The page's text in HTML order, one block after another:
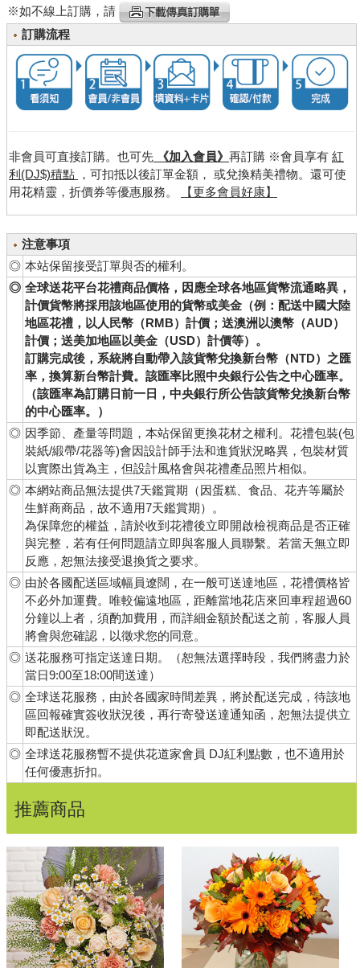
※如不線上訂購，請
訂購流程
非會員可直接訂購。也可先 《加入會員》 再訂購 ※會員享有 紅
利(DJ$)積點 ，可扣抵以後訂單金額， 或兌換精美禮物。還可使
用花精靈，折價券等優惠服務。
【更多會員好康】
注意事項
◎ 本站保留接受訂單與否的權利。
◎ 全球送花平台花禮商品價格，因應全球各地區貨幣流通略異，
計價貨幣將採用該地區使用的貨幣或美金（例：配送中國大陸
地區花禮，以人民幣（RMB）計價；送澳洲以澳幣（AUD）
計價；送美加地區以美金（USD）計價等）。
訂購完成後，系統將自動帶入該貨幣兌換新台幣（NTD）之匯
率，換算新台幣計費。該匯率比照中央銀行公告之中心匯率。
（該匯率為訂購日前一日，中央銀行所公告該貨幣兌換新台幣
的中心匯率。）
◎ 因季節、產量等問題，本站保留更換花材之權利。花禮包裝(包
裝紙/緞帶/花器等)會因設計師手法和進貨狀況略異，包裝材質
以實際出貨為主，但設計風格會與花禮產品照片相似。
◎ 本網站商品無法提供7天鑑賞期（因蛋糕、食品、花卉等屬於
生鮮商商品，故不適用7天鑑賞期）。
為保障您的權益，請於收到花禮後立即開啟檢視商品是否正確
與完整，若有任何問題請立即與客服人員聯繫。若當天無立即
反應，恕無法接受退換貨之要求。
◎ 由於各國配送區域幅員遼闊，在一般可送達地區，花禮價格皆
不必外加運費。唯較偏遠地區，距離當地花店來回車程超過60
分鐘以上者，須酌加費用，而詳細金額於配送之前，客服人員
將會與您確認，以徵求您的同意。
◎ 送花服務可指定送達日期。（恕無法選擇時段，我們將盡力於
當日9:00至18:00間送達）
◎ 全球送花服務，由於各國家時間差異，將於配送完成，待該地
區回報確實簽收狀況後，再行寄發送達通知函，恕無法提供立
即配送狀況。
◎ 全球送花服務暫不提供花道家會員 DJ紅利點數，也不適用於
任何優惠折扣。
推薦商品